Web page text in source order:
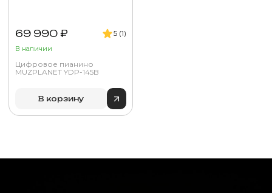
69 990 ₽ 5 (1)
В наличии
Цифровое пианино
MUZPLANET YDP-145B
В корзину